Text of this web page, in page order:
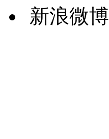
新浪微博